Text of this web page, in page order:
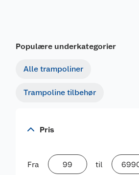
Populære underkategorier
Alle trampoliner
Trampoline tilbehør
Pris
Fra til